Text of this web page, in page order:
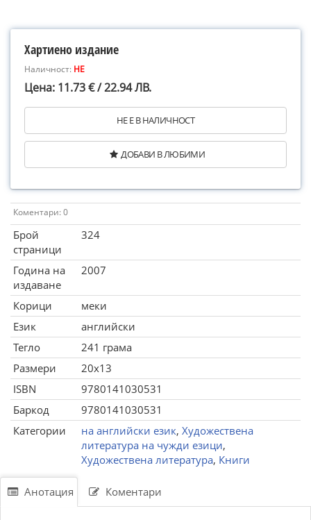
Хартиено издание
Наличност: НЕ
Цена: 11.73 € / 22.94 ЛВ.
НЕ Е В НАЛИЧНОСТ
ДОБАВИ В ЛЮБИМИ
Коментари: 0
Брой
страници
324
Година на
издаване
2007
Корици
меки
Език
английски
Тегло
241 грама
Размери
20x13
ISBN
9780141030531
Баркод
9780141030531
Категории
на английски език, Художествена
литература на чужди езици,
Художествена литература, Книги
Анотация Коментари